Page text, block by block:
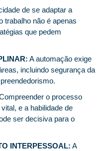
de se adaptar a
trabalho não é apenas
que pedem
A automação exige
incluindo segurança da
o processo
e a habilidade de
ser decisiva para o
INTERPESSOAL: A